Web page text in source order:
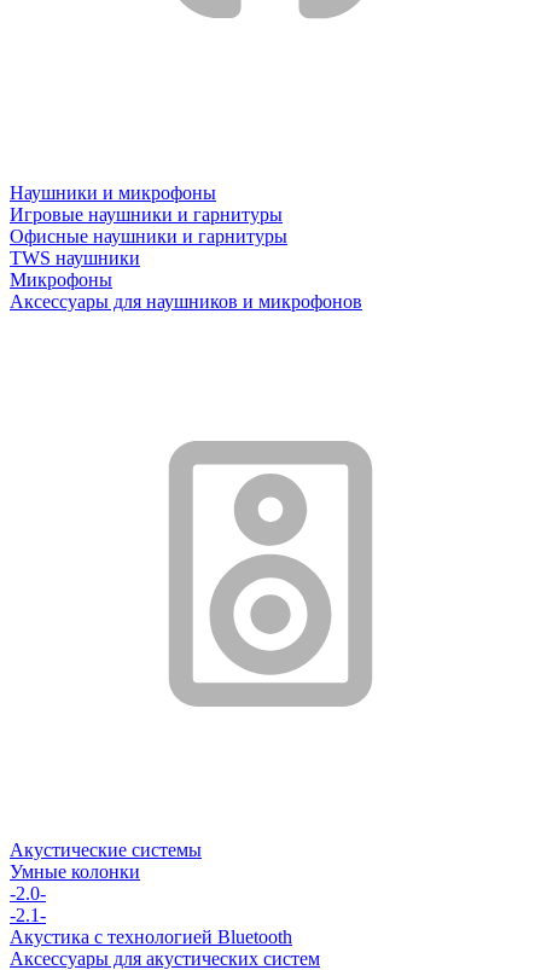
Наушники и микрофоны
Игровые наушники и гарнитуры
Офисные наушники и гарнитуры
TWS наушники
Микрофоны
Аксессуары для наушников и микрофонов
Акустические системы
Умные колонки
-2.0-
-2.1-
Акустика с технологией Bluetooth
Аксессуары для акустических систем